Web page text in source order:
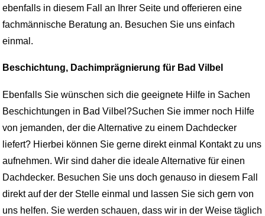
ebenfalls in diesem Fall an Ihrer Seite und offerieren eine
fachmännische Beratung an. Besuchen Sie uns einfach
einmal.
Beschichtung, Dachimprägnierung für Bad Vilbel
Ebenfalls Sie wünschen sich die geeignete Hilfe in Sachen
Beschichtungen in Bad Vilbel?Suchen Sie immer noch Hilfe
von jemanden, der die Alternative zu einem Dachdecker
liefert? Hierbei können Sie gerne direkt einmal Kontakt zu uns
aufnehmen. Wir sind daher die ideale Alternative für einen
Dachdecker. Besuchen Sie uns doch genauso in diesem Fall
direkt auf der der Stelle einmal und lassen Sie sich gern von
uns helfen. Sie werden schauen, dass wir in der Weise täglich